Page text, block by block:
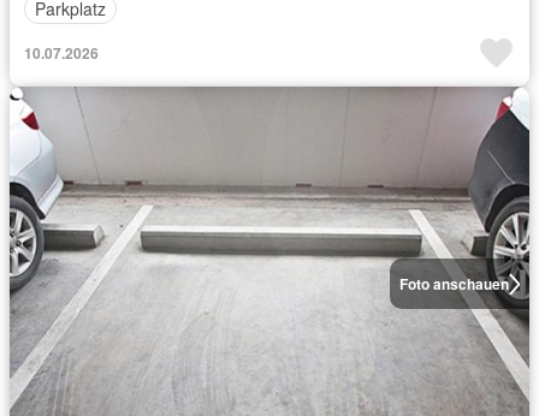
Parkplatz
10.07.2026
Foto anschauen